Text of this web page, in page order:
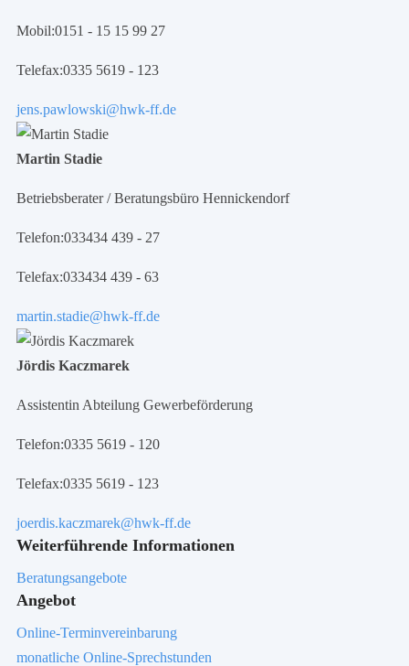
Mobil:0151 - 15 15 99 27
Telefax:0335 5619 - 123
jens.pawlowski@hwk-ff.de
Martin Stadie
Betriebsberater / Beratungsbüro Hennickendorf
Telefon:033434 439 - 27
Telefax:033434 439 - 63
martin.stadie@hwk-ff.de
Jördis Kaczmarek
Assistentin Abteilung Gewerbeförderung
Telefon:0335 5619 - 120
Telefax:0335 5619 - 123
joerdis.kaczmarek@hwk-ff.de
Weiterführende Informationen
Beratungsangebote
Angebot
Online-Terminvereinbarung
monatliche Online-Sprechstunden